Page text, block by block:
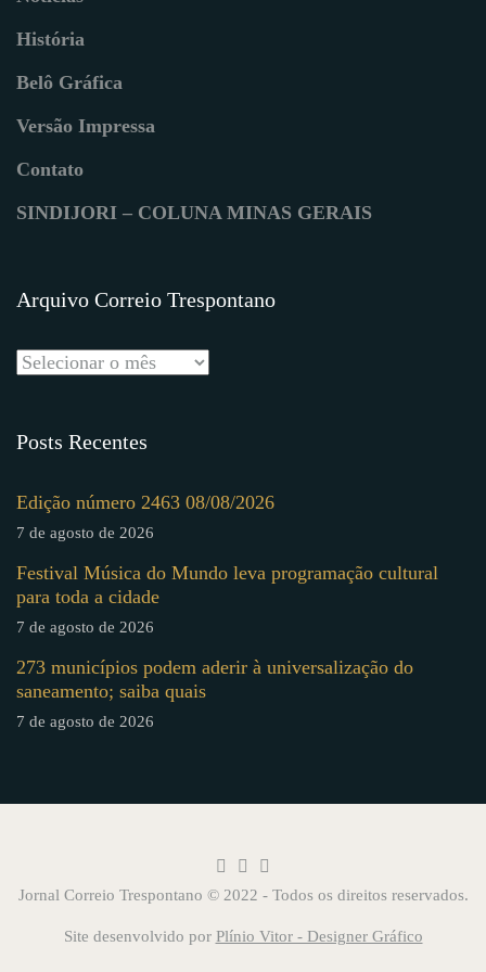
História
Belô Gráfica
Versão Impressa
Contato
SINDIJORI – COLUNA MINAS GERAIS
Arquivo Correio Trespontano
Posts Recentes
Edição número 2463 08/08/2026
7 de agosto de 2026
Festival Música do Mundo leva programação cultural
para toda a cidade
7 de agosto de 2026
273 municípios podem aderir à universalização do
saneamento; saiba quais
7 de agosto de 2026
Jornal Correio Trespontano © 2022 - Todos os direitos reservados.
Site desenvolvido por Plínio Vitor - Designer Gráfico